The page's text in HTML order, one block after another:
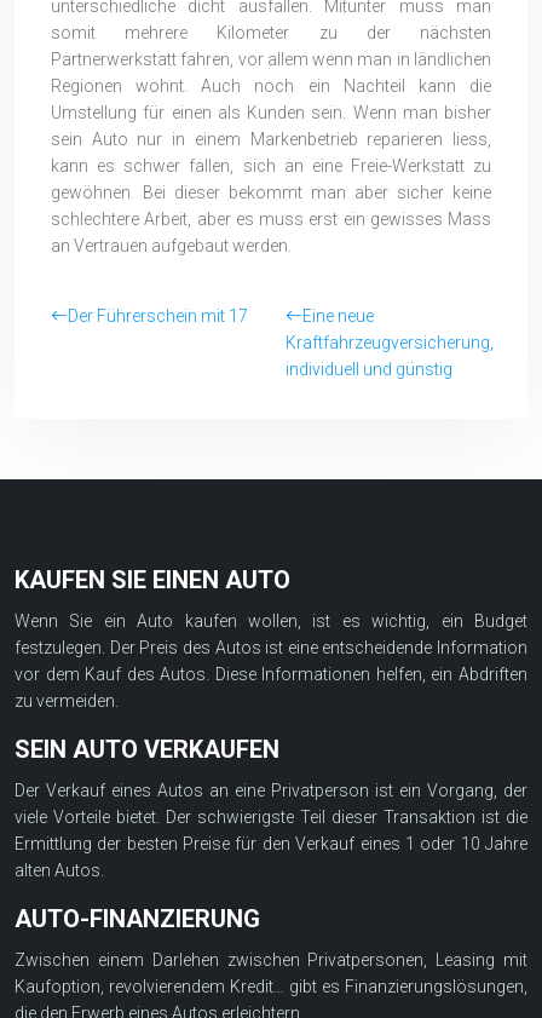
unterschiedliche dicht ausfallen. Mitunter muss man
somit mehrere Kilometer zu der nächsten
Partnerwerkstatt fahren, vor allem wenn man in ländlichen
Regionen wohnt. Auch noch ein Nachteil kann die
Umstellung für einen als Kunden sein. Wenn man bisher
sein Auto nur in einem Markenbetrieb reparieren liess,
kann es schwer fallen, sich an eine Freie-Werkstatt zu
gewöhnen. Bei dieser bekommt man aber sicher keine
schlechtere Arbeit, aber es muss erst ein gewisses Mass
an Vertrauen aufgebaut werden.
Der Führerschein mit 17
Eine neue
Kraftfahrzeugversicherung,
individuell und günstig
KAUFEN SIE EINEN AUTO
Wenn Sie ein Auto kaufen wollen, ist es wichtig, ein Budget
festzulegen. Der Preis des Autos ist eine entscheidende Information
vor dem Kauf des Autos. Diese Informationen helfen, ein Abdriften
zu vermeiden.
SEIN AUTO VERKAUFEN
Der Verkauf eines Autos an eine Privatperson ist ein Vorgang, der
viele Vorteile bietet. Der schwierigste Teil dieser Transaktion ist die
Ermittlung der besten Preise für den Verkauf eines 1 oder 10 Jahre
alten Autos.
AUTO-FINANZIERUNG
Zwischen einem Darlehen zwischen Privatpersonen, Leasing mit
Kaufoption, revolvierendem Kredit… gibt es Finanzierungslösungen,
die den Erwerb eines Autos erleichtern.